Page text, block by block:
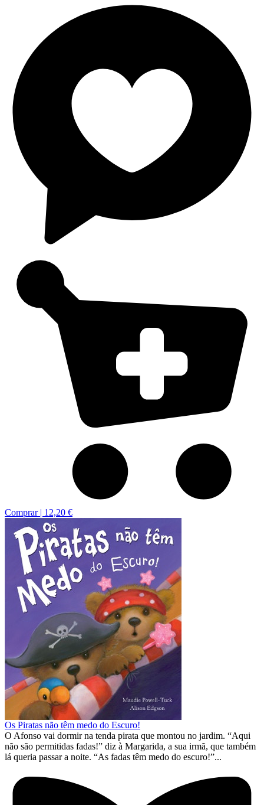
Comprar | 12,20 €
Os Piratas não têm medo do Escuro!
O Afonso vai dormir na tenda pirata que montou no jardim. “Aqui
não são permitidas fadas!” diz à Margarida, a sua irmã, que também
lá queria passar a noite. “As fadas têm medo do escuro!”...